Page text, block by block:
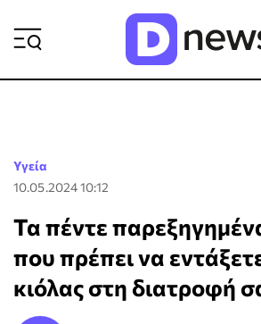
Υγεία
10.05.2024 10:12
Τα πέντε
που πρέπει να
κιόλας στη διατροφή